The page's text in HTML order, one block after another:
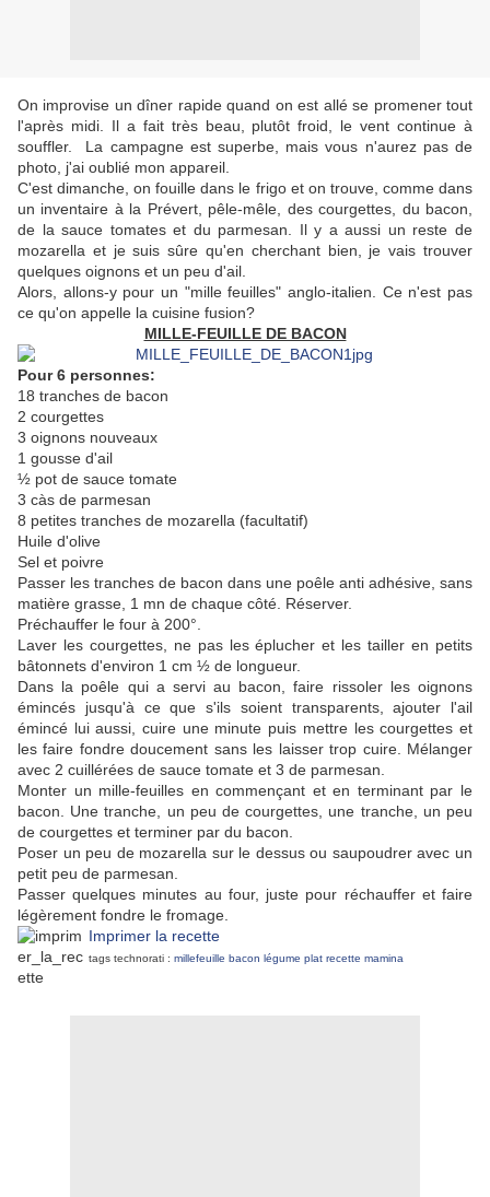
On improvise un dîner rapide quand on est allé se promener tout
l'après midi. Il a fait très beau, plutôt froid, le vent continue à
souffler. La campagne est superbe, mais vous n'aurez pas de
photo, j'ai oublié mon appareil.
C'est dimanche, on fouille dans le frigo et on trouve, comme dans
un inventaire à la Prévert, pêle-mêle, des courgettes, du bacon,
de la sauce tomates et du parmesan. Il y a aussi un reste de
mozarella et je suis sûre qu'en cherchant bien, je vais trouver
quelques oignons et un peu d'ail.
Alors, allons-y pour un "mille feuilles" anglo-italien. Ce n'est pas
ce qu'on appelle la cuisine fusion?
MILLE-FEUILLE DE BACON
Pour 6 personnes:
18 tranches de bacon
2 courgettes
3 oignons nouveaux
1 gousse d'ail
½ pot de sauce tomate
3 càs de parmesan
8 petites tranches de mozarella (facultatif)
Huile d'olive
Sel et poivre
Passer les tranches de bacon dans une poêle anti adhésive, sans
matière grasse, 1 mn de chaque côté. Réserver.
Préchauffer le four à 200°.
Laver les courgettes, ne pas les éplucher et les tailler en petits
bâtonnets d'environ 1 cm ½ de longueur.
Dans la poêle qui a servi au bacon, faire rissoler les oignons
émincés jusqu'à ce que s'ils soient transparents, ajouter l'ail
émincé lui aussi, cuire une minute puis mettre les courgettes et
les faire fondre doucement sans les laisser trop cuire. Mélanger
avec 2 cuillérées de sauce tomate et 3 de parmesan.
Monter un mille-feuilles en commençant et en terminant par le
bacon. Une tranche, un peu de courgettes, une tranche, un peu
de courgettes et terminer par du bacon.
Poser un peu de mozarella sur le dessus ou saupoudrer avec un
petit peu de parmesan.
Passer quelques minutes au four, juste pour réchauffer et faire
légèrement fondre le fromage.
Imprimer la recette
tags technorati : millefeuille bacon légume plat recette mamina